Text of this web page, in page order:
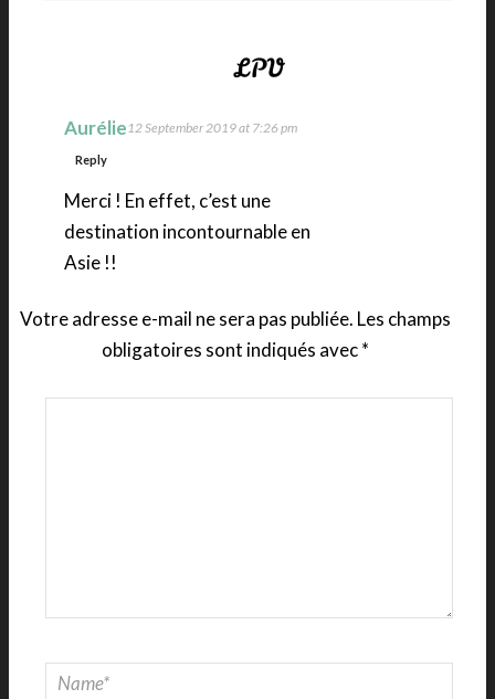
Aurélie12 September 2019 at 7:26 pm
Reply
Merci ! En effet, c’est une
destination incontournable en
Asie !!
Votre adresse e-mail ne sera pas publiée. Les champs
obligatoires sont indiqués avec*